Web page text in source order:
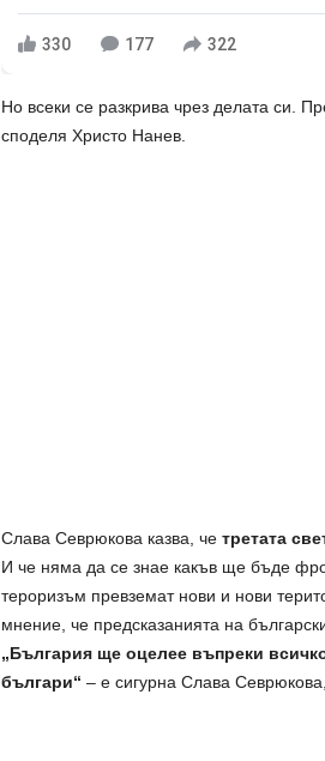
330 177 322
Но всеки се разкрива чрез делата си.
споделя Христо Нанев.
Слава Севрюкова казва, че третата
И че няма да се знае какъв ще бъде
тероризъм превземат нови и нови
мнение, че предсказанията на
„България ще оцелее въпреки
българи“ – е сигурна Слава